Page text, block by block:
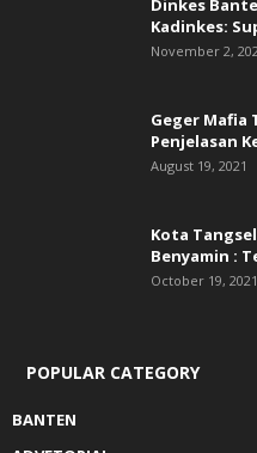
Dinkes
Kadinkes:
November 2,
Geger Mafia
Penjelasan
August 19, 2021
Kota
Benyamin :
October 19, 2021
POPULAR CATEGORY
BANTEN